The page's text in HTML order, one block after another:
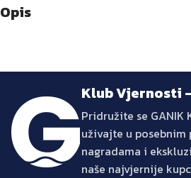
Opis
Klub Vjernosti
Pridružite se GANIK
uživajte u
nagradama i
naše najvjernije